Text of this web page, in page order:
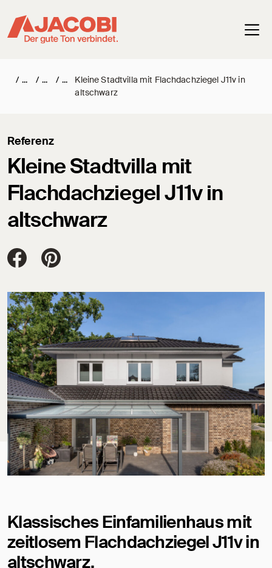
/ / /
Kleine Stadtvilla mit Flachdachziegel J11v in
altschwarz
Kleine Stadtvilla mit
Flachdachziegel J11v in
altschwarz
Referenz
Jacobi Dachziegel auf FaceBook
Jacobi Dachziegel auf Pinterest
Klassisches Einfamilienhaus mit
zeitlosem Flachdachziegel J11v in
altschwarz.